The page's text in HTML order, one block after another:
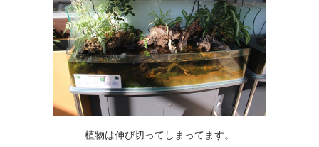
植物は伸び切ってしまってます。